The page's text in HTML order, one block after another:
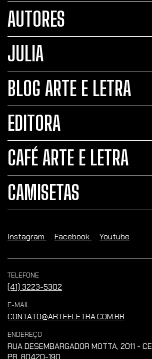
AUTORES
JULIA
BLOG ARTE E LETRA
EDITORA
CAFÉ ARTE E LETRA
CAMISETAS
Instagram Facebook Youtube
TELEFONE
(41) 3223-5302
E-MAIL
CONTATO@ARTEELETRA.COM.BR
ENDEREÇO
RUA DESEMBARGADOR MOTTA, 2011 -
PR, 80420-190